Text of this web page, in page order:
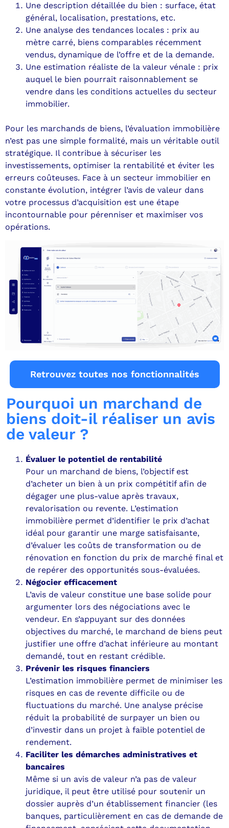
Une description détaillée du bien : surface, état
général, localisation, prestations, etc.
Une analyse des tendances locales : prix au
mètre carré, biens comparables récemment
vendus, dynamique de l’offre et de la demande.
Une estimation réaliste de la valeur vénale : prix
auquel le bien pourrait raisonnablement se
vendre dans les conditions actuelles du secteur
immobilier.
Pour les marchands de biens, l’évaluation immobilière
n’est pas une simple formalité, mais un véritable outil
stratégique. Il contribue à sécuriser les
investissements, optimiser la rentabilité et éviter les
erreurs coûteuses. Face à un secteur immobilier en
constante évolution, intégrer l’avis de valeur dans
votre processus d’acquisition est une étape
incontournable pour pérenniser et maximiser vos
opérations.
Retrouvez toutes nos fonctionnalités
Pourquoi un marchand de
biens doit-il réaliser un avis
de valeur ?
Évaluer le potentiel de rentabilité
Pour un marchand de biens, l’objectif est
d’acheter un bien à un prix compétitif afin de
dégager une plus-value après travaux,
revalorisation ou revente. L’estimation
immobilière permet d’identifier le prix d’achat
idéal pour garantir une marge satisfaisante,
d’évaluer les coûts de transformation ou de
rénovation en fonction du prix de marché final et
de repérer des opportunités sous-évaluées.
Négocier efficacement
L’avis de valeur constitue une base solide pour
argumenter lors des négociations avec le
vendeur. En s’appuyant sur des données
objectives du marché, le marchand de biens peut
justifier une offre d’achat inférieure au montant
demandé, tout en restant crédible.
Prévenir les risques financiers
L’estimation immobilière permet de minimiser les
risques en cas de revente difficile ou de
fluctuations du marché. Une analyse précise
réduit la probabilité de surpayer un bien ou
d’investir dans un projet à faible potentiel de
rendement.
Faciliter les démarches administratives et
bancaires
Même si un avis de valeur n’a pas de valeur
juridique, il peut être utilisé pour soutenir un
dossier auprès d’un établissement financier (les
banques, particulièrement en cas de demande de